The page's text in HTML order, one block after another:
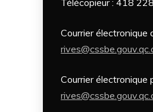
Télécopieur : 418
Courrier électronique
Courrier électronique
rives